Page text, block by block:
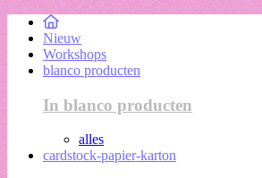
Nieuw
Workshops
blanco producten
In blanco producten
alles
cardstock-papier-karton